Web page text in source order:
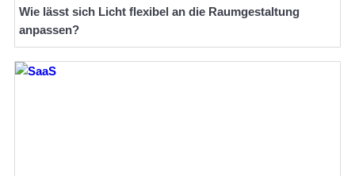
Wie lässt sich Licht flexibel an die Raumgestaltung
anpassen?